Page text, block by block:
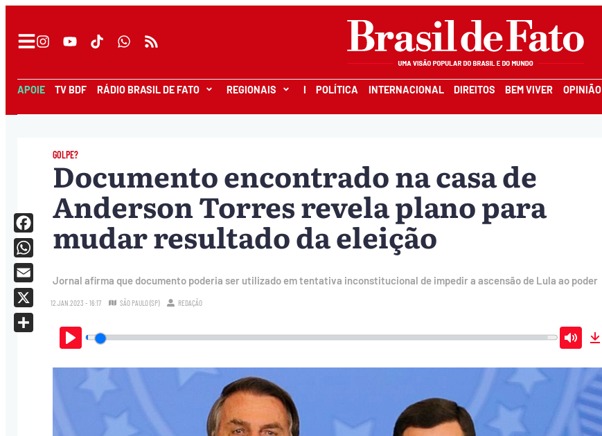
APOIE TV BDF RÁDIO BRASIL DE FATO REGIONAIS I POLÍTICA INTERNACIONAL DIREITOS BEM VIVER OPINIÃO
GOLPE?
Documento encontrado na casa de
Anderson Torres revela plano para
mudar resultado da eleição
Jornal afirma que documento poderia ser utilizado em tentativa inconstitucional de impedir a ascensão de Lula ao poder
12.JAN.2023 - 16:17 SÃO PAULO (SP) REDAÇÃO
Play Mute
Facebook
WhatsApp
Email
X